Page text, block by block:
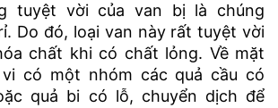
tuyệt vời của van bị là chúng
Do đó, loại van này rất tuyệt vời
chất khi có chất lỏng. Về mặt
có một nhóm các quả cầu có
quả bi có lỗ, chuyển dịch để